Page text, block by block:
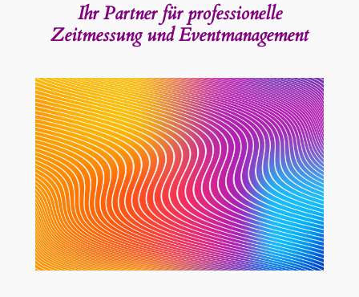
Ihr Partner für professionelle
Zeitmessung und Eventmanagement